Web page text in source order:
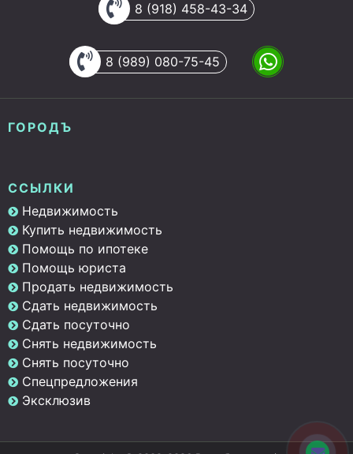
8 (918) 458-43-34
8 (989) 080-75-45
ГОРОДЪ
ССЫЛКИ
Недвижимость
Купить недвижимость
Помощь по ипотеке
Помощь юриста
Продать недвижимость
Сдать недвижимость
Сдать посуточно
Снять недвижимость
Снять посуточно
Спецпредложения
Эксклюзив